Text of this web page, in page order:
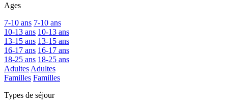
Ages
7-10 ans 7-10 ans
10-13 ans 10-13 ans
13-15 ans 13-15 ans
16-17 ans 16-17 ans
18-25 ans 18-25 ans
Adultes Adultes
Familles Familles
Types de séjour